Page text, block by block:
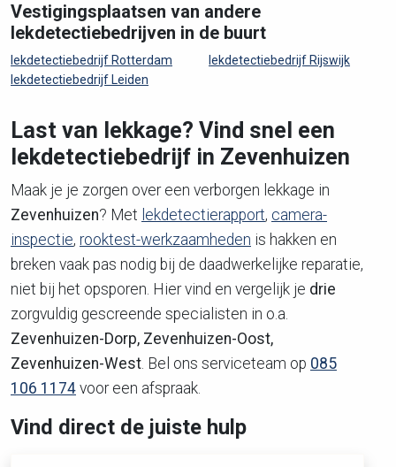
Vestigingsplaatsen van andere
lekdetectiebedrijven in de buurt
lekdetectiebedrijf Rotterdam
lekdetectiebedrijf Leiden
lekdetectiebedrijf Rijswijk
Last van lekkage? Vind snel een
lekdetectiebedrijf in Zevenhuizen
Maak je je zorgen over een verborgen lekkage in
Zevenhuizen? Met lekdetectierapport, camera-
inspectie, rooktest-werkzaamheden is hakken en
breken vaak pas nodig bij de daadwerkelijke reparatie,
niet bij het opsporen. Hier vind en vergelijk je drie
zorgvuldig gescreende specialisten in o.a.
Zevenhuizen-Dorp, Zevenhuizen-Oost,
Zevenhuizen-West. Bel ons serviceteam op 085
106 1174 voor een afspraak.
Vind direct de juiste hulp